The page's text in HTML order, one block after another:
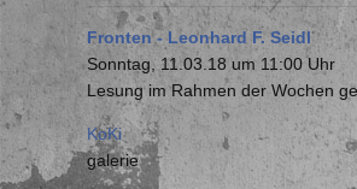
Fronten - Leonhard F. Seidl
Sonntag, 11.03.18 um 11:00 Uhr
Lesung im Rahmen der Wochen
KoKi
galerie